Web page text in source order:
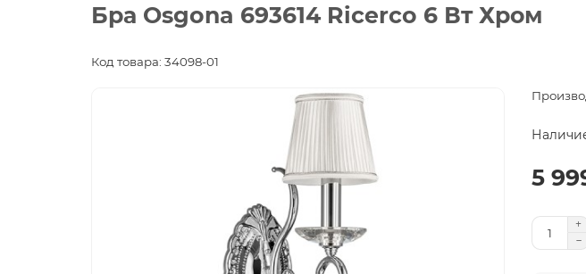
Бра Osgona 693614 Ricerco 6 Вт Хром
Код товара: 34098-01
5